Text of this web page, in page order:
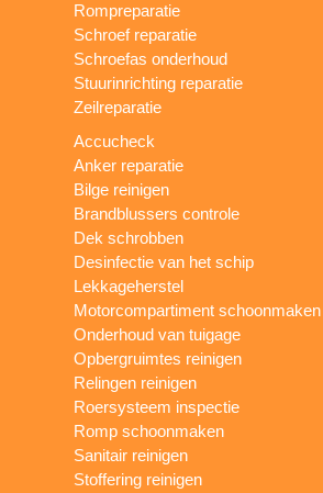
Rompreparatie
Schroef reparatie
Schroefas onderhoud
Stuurinrichting reparatie
Zeilreparatie
Accucheck
Anker reparatie
Bilge reinigen
Brandblussers controle
Dek schrobben
Desinfectie van het schip
Lekkageherstel
Motorcompartiment schoonmaken
Onderhoud van tuigage
Opbergruimtes reinigen
Relingen reinigen
Roersysteem inspectie
Romp schoonmaken
Sanitair reinigen
Stoffering reinigen